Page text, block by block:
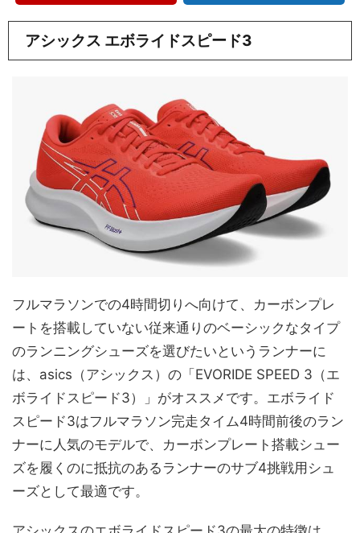
アシックス エボライドスピード3
フルマラソンでの4時間切りへ向けて、カーボンプレ
ートを搭載していない従来通りのベーシックなタイプ
のランニングシューズを選びたいというランナーに
は、asics（アシックス）の「EVORIDE SPEED 3（エ
ボライドスピード3）」がオススメです。エボライド
スピード3はフルマラソン完走タイム4時間前後のラン
ナーに人気のモデルで、カーボンプレート搭載シュー
ズを履くのに抵抗のあるランナーのサブ4挑戦用シュ
ーズとして最適です。